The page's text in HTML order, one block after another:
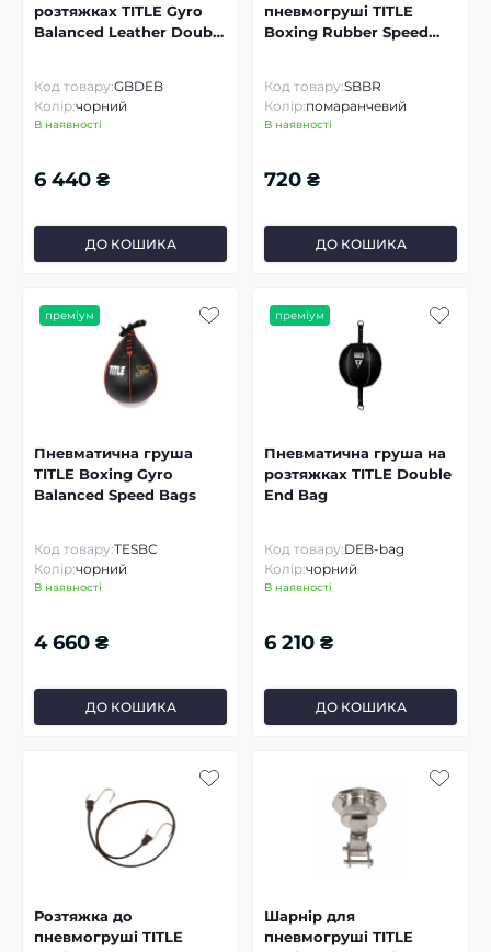
розтяжках TITLE Gyro
Balanced Leather Double
Код товару:GBDEB
Колір:чорний
В наявності
6 440 ₴
ДО КОШИКА
пневмогруші TITLE
Boxing Rubber Speed
Код товару:SBBR
Колір:помаранчевий
В наявності
720 ₴
ДО КОШИКА
преміум
Пневматична груша
TITLE Boxing Gyro
Balanced Speed Bags
Код товару:TESBC
Колір:чорний
В наявності
4 660 ₴
ДО КОШИКА
преміум
Пневматична груша на
розтяжках TITLE Double
End Bag
Код товару:DEB-bag
Колір:чорний
В наявності
6 210 ₴
ДО КОШИКА
Розтяжка до
пневмогруші TITLE
Шарнір для
пневмогруші TITLE